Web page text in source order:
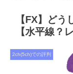
【FX】どう
【水平線？
2ch(5ch)での評判